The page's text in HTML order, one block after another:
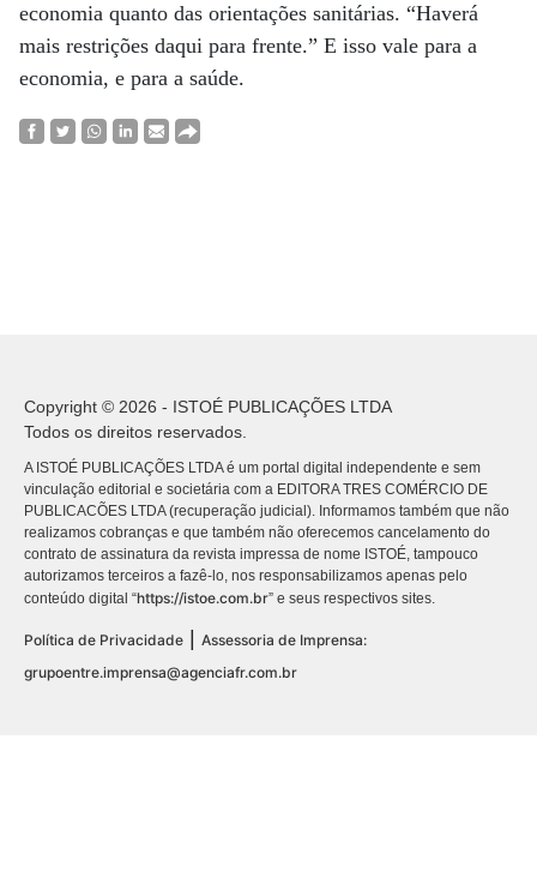
economia quanto das orientações sanitárias. “Haverá
mais restrições daqui para frente.” E isso vale para a
economia, e para a saúde.
Copyright © 2026 - ISTOÉ PUBLICAÇÕES LTDA
Todos os direitos reservados.
A ISTOÉ PUBLICAÇÕES LTDA é um portal digital independente e sem
vinculação editorial e societária com a EDITORA TRES COMÉRCIO DE
PUBLICACÕES LTDA (recuperação judicial). Informamos também que não
realizamos cobranças e que também não oferecemos cancelamento do
contrato de assinatura da revista impressa de nome ISTOÉ, tampouco
autorizamos terceiros a fazê-lo, nos responsabilizamos apenas pelo
conteúdo digital “https://istoe.com.br” e seus respectivos sites.
Política de Privacidade
Assessoria de Imprensa:
grupoentre.imprensa@agenciafr.com.br